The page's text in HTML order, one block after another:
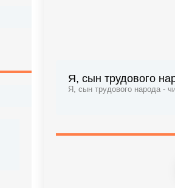
Я, сын трудового
Я, сын трудового народа -